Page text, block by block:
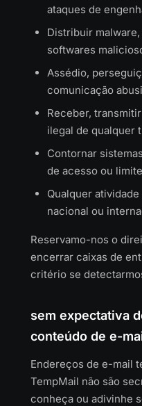
ataques de
Distribuir
softwares
Assédio,
comunicação
Receber,
ilegal de qualquer
Contornar
de acesso ou
Qualquer
nacional ou
Reservamo-nos o
encerrar caixas de
critério se
sem expectativa
conteúdo de e-
Endereços de e-mail
TempMail não são
conheça ou adivinhe